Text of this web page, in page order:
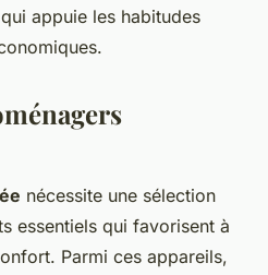
appuie les habitudes
nécessite une sélection
essentiels qui favorisent à
Parmi ces appareils,